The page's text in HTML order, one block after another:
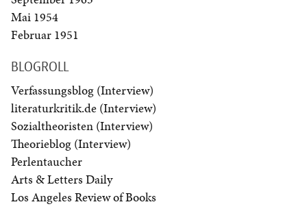
Mai 1954
Februar 1951
BLOGROLL
Verfassungsblog (Interview)
literaturkritik.de (Interview)
Sozialtheoristen (Interview)
Theorieblog (Interview)
Perlentaucher
Arts & Letters Daily
Los Angeles Review of Books